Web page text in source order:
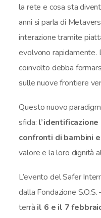
la rete e cosa sta
anni si parla di
interazione tramite
evolvono rapidamente.
coinvolto debba
sulle nuove frontiere
Questo nuovo
sfida:
confronti di bambini
valore e la loro dignità
L’evento del Safer
dalla Fondazione
terrà il 6 e il 7